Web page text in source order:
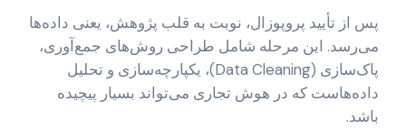
پس از تأیید پروپوزال، نوبت به قلب پژوهش، یعنی داده‌ها
می‌رسد. این مرحله شامل طراحی روش‌های جمع‌آوری،
پاک‌سازی (Data Cleaning)، یکپارچه‌سازی و تحلیل
داده‌هاست که در هوش تجاری می‌تواند بسیار پیچیده
باشد.